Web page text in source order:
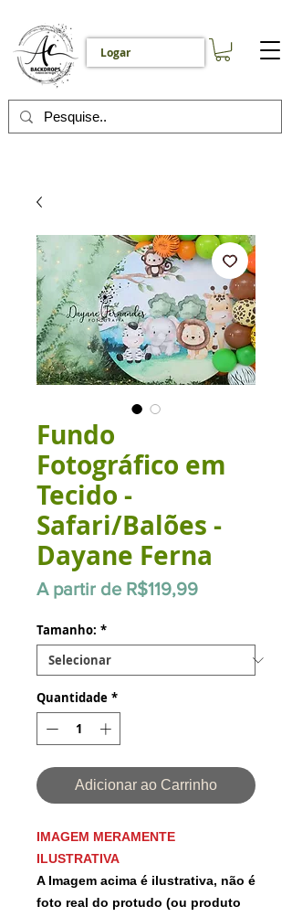
Logar
Fundo
Fotográfico em
Tecido -
Safari/Balões -
Dayane Ferna
A partir de R$119,99Preço
Tamanho: *
Quantidade *
Adicionar ao Carrinho
IMAGEM MERAMENTE
ILUSTRATIVA
A Imagem acima é ilustrativa, não é
foto real do protudo (ou produto